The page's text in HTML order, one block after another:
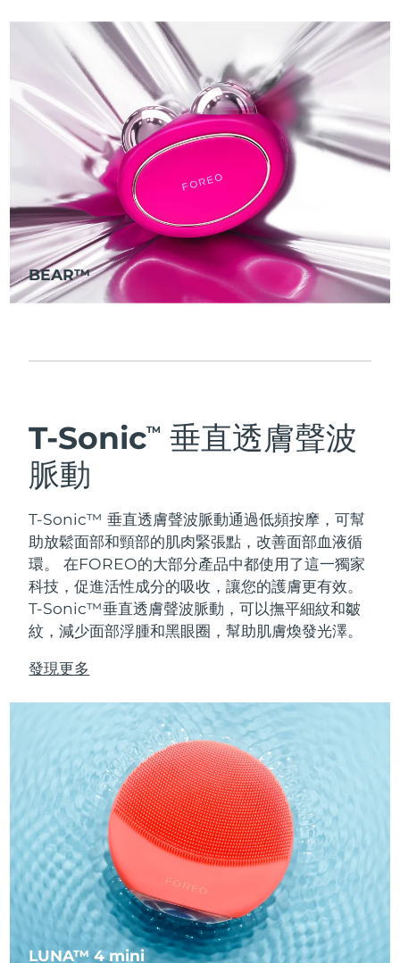
BEAR™
T-SonicTM
垂直透膚聲波
脈動
T-Sonic™ 垂直透膚聲波脈動通過低頻按摩，可幫
助放鬆面部和頸部的肌肉緊張點，改善面部血液循
環。
在FOREO的大部分產品中都使用了這一獨家
科技，促進活性成分的吸收，讓您的護膚更有效。
T-Sonic™垂直透膚聲波脈動，可以撫平細紋和皺
紋，減少面部浮腫和黑眼圈，幫助肌膚煥發光澤。
發現更多
LUNA™ 4 mini
LUNA™ 設備
All facial cleansing devices
UFO™ 設備
All deep facial hydration devices
ISSA™ 設備
All silicone sonic toothbrushes
FAQ™ P1 Primer
Manuka honey primer
FAQ™護膚品
All FAQ™ skincare
FAQ™產品
All anti-aging treatments
FAQ™ 221
Anti-aging LED hand mask
FAQ™護膚品
All FAQ™ skincare
FAQ™產品
All LED treatments
FAQ™護膚品
All FAQ™ skincare
FAQ™產品
All hair treatments
FAQ™ Red Light Serum
FAQ™ skincare
All FAQ™ skincare
FAQ™ products
All toning treatments
脫毛
PEACH™ 2 Pro Max
Professional IPL hair removal device
PEACH™ 2
IPL hair removal
Cooling IPL hair removal gel
身體護理
BEAR™ 2 body
Microcurrent body toning
LUNA™ 4 body
Massaging body brush
痘肌護理
ESPADA™ 2 plus
Recurring acne LED therapy
Acne treatment device
ESPADA™ Blemish Solution
Concentrated acne gel
ESPADA™ 設備
All acne treatment devices
眼部護理
BEAR™ 2 eyes & lips
Microcurrent line smoothing device
Rejuvenating eye massager
眼部護膚
Advanced eye care treatment
眼部護理設備
All revitalizing eye massagers
KIWI™ derma
KIWI™
KIWI™ 皮肤护理
Advanced pore care essentials
LUNA™ 4 hair
FLIP™ play advanced
LUNA™ Dual-Peptide Scalp
Serum
For healthy hair
牙齒美白
issa™ Teeth Whitening Gel
18% PAP
更多的
護膚品 男士
全部購買
FOREO APP
關於我們
愛沙尼亞 預計送達日期8/10/26
預計送達日期
法國 預計送達日期
法屬玻里尼西亞 預計送達日期8/14/26
德國 預計送達日期
直布羅陀 預計送達日期
希臘 預計送達日期8/10/26
匈牙利
印尼 預計送達日期8/8/26
愛爾蘭
曼島 預計送達日期8/12/26
以色列 預計送達日期8/14/26
義大利 預計送達日期8/10/26
預計送達日期
科威特 預計送達日期
拉脫維亞 預計送達日期8/10/26
黎巴嫩 預計送達日期8/11/26
立陶宛 預計送達日期8/10/26
盧森堡 預計送達日期8/10/26